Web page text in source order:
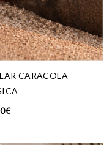
CARACOLA
€